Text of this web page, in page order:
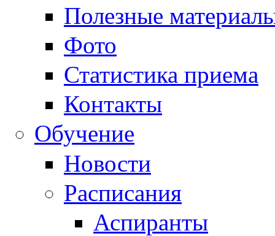
Полезные
Фото
Статистика приема
Контакты
Обучение
Новости
Расписания
Аспиранты